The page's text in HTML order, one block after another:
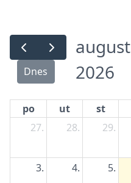
Dnes
august
2026
po ut st
27.
28. 29.
3. 4. 5.